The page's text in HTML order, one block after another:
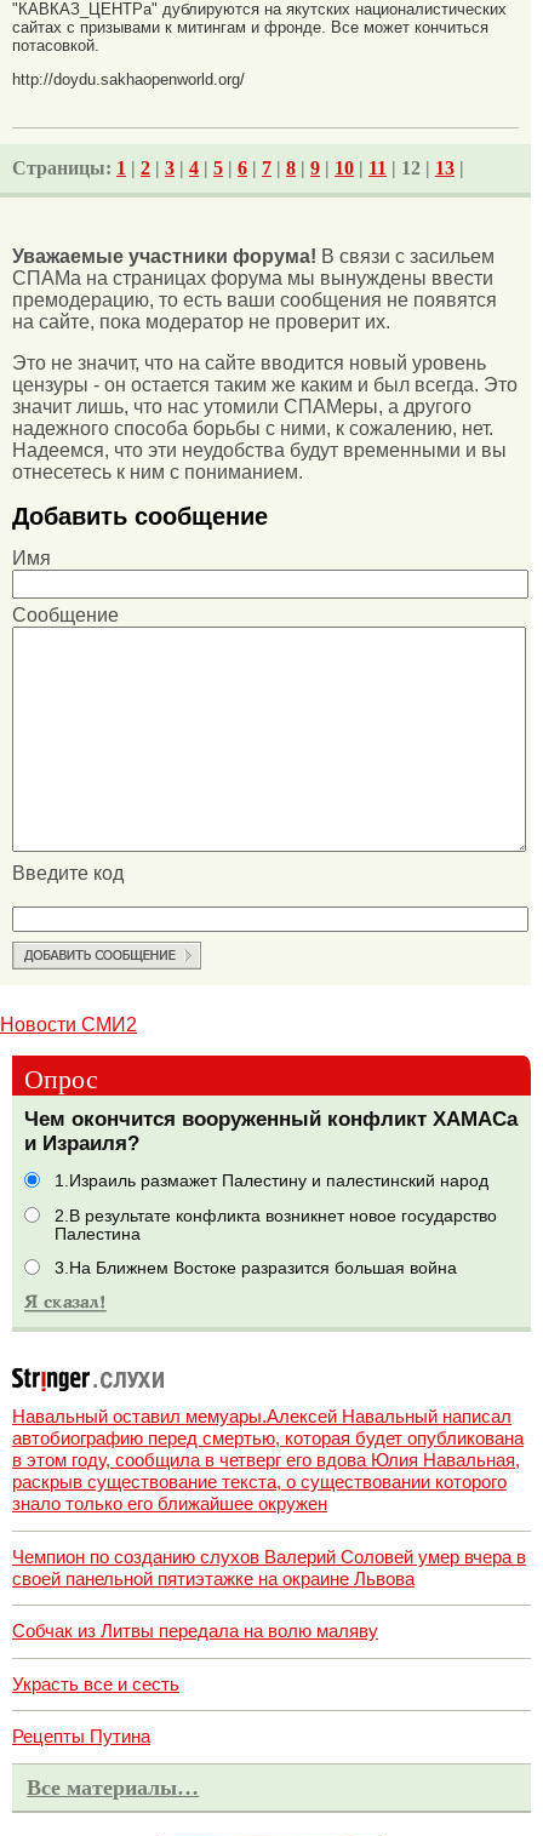
"КАВКАЗ_ЦЕНТРа" дублируются на якутских националистических
сайтах с призывами к митингам и фронде. Все может кончиться
потасовкой.
http://doydu.sakhaopenworld.org/
Страницы: 1 | 2 | 3 | 4 | 5 | 6 | 7 | 8 | 9 | 10 | 11 | 12 | 13 |
Уважаемые участники форума! В связи с засильем
СПАМа на страницах форума мы вынуждены ввести
премодерацию, то есть ваши сообщения не появятся
на сайте, пока модератор не проверит их.
Это не значит, что на сайте вводится новый уровень
цензуры - он остается таким же каким и был всегда. Это
значит лишь, что нас утомили СПАМеры, а другого
надежного способа борьбы с ними, к сожалению, нет.
Надеемся, что эти неудобства будут временными и вы
отнесетесь к ним с пониманием.
Добавить сообщение
Имя
Сообщение
Введите код
Новости СМИ2
Опрос
Чем окончится вооруженный конфликт ХАМАСа
и Израиля?
1.Израиль размажет Палестину и палестинский народ
2.В результате конфликта возникнет новое государство
Палестина
3.На Ближнем Востоке разразится большая война
Навальный оставил мемуары.Алексей Навальный написал
автобиографию перед смертью, которая будет опубликована
в этом году, сообщила в четверг его вдова Юлия Навальная,
раскрыв существование текста, о существовании которого
знало только его ближайшее окружен
Чемпион по созданию слухов Валерий Соловей умер вчера в
своей панельной пятиэтажке на окраине Львова
Собчак из Литвы передала на волю маляву
Украсть все и сесть
Рецепты Путина
Все материалы…